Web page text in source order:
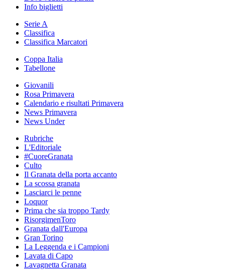
Info biglietti
Serie A
Classifica
Classifica Marcatori
Coppa Italia
Tabellone
Giovanili
Rosa Primavera
Calendario e risultati Primavera
News Primavera
News Under
Rubriche
L'Editoriale
#CuoreGranata
Culto
Il Granata della porta accanto
La scossa granata
Lasciarci le penne
Loquor
Prima che sia troppo Tardy
RisorgimenToro
Granata dall'Europa
Gran Torino
La Leggenda e i Campioni
Lavata di Capo
Lavagnetta Granata